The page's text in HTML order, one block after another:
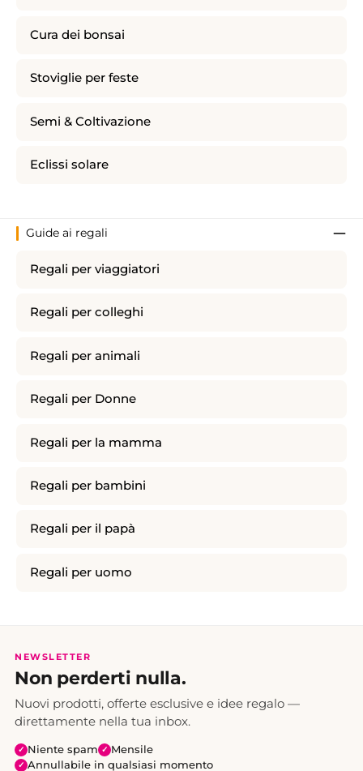
Cura dei bonsai
Stoviglie per feste
Semi & Coltivazione
Eclissi solare
Guide ai regali
Regali per viaggiatori
Regali per colleghi
Regali per animali
Regali per Donne
Regali per la mamma
Regali per bambini
Regali per il papà
Regali per uomo
NEWSLETTER
Non perderti nulla.
Nuovi prodotti, offerte esclusive e idee regalo —
direttamente nella tua inbox.
✓ Niente spam ✓ Mensile
✓ Annullabile in qualsiasi momento